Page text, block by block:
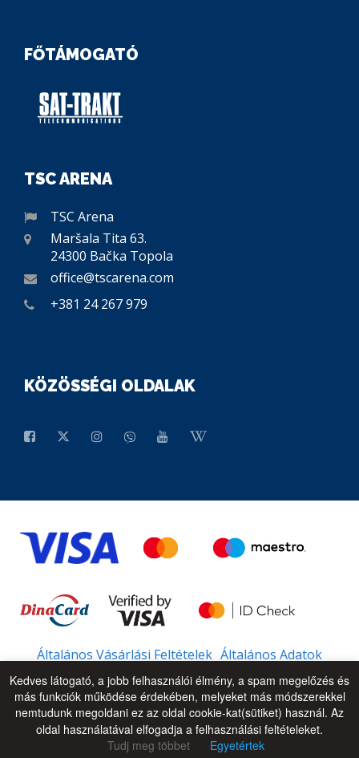
FŐTÁMOGATÓ
TSC ARENA
TSC Arena
Maršala Tita 63.
24300 Bačka Topola
office@tscarena.com
+381 24 267 979
KÖZÖSSÉGI OLDALAK
Általános Vásárlási Feltételek Általános Adatok
© 2026 - All Rights Reserved UP
Kedves látogató, a jobb felhasználói élmény, a spam megelőzés és
más funkciók működése érdekében, melyeket más módszerekkel
nemtudunk megoldani ez az oldal cookie-kat(sütiket) használ. Az
oldal használatával elfogadja a felhasználási feltételeket.
Tudj meg többet
Egyetértek